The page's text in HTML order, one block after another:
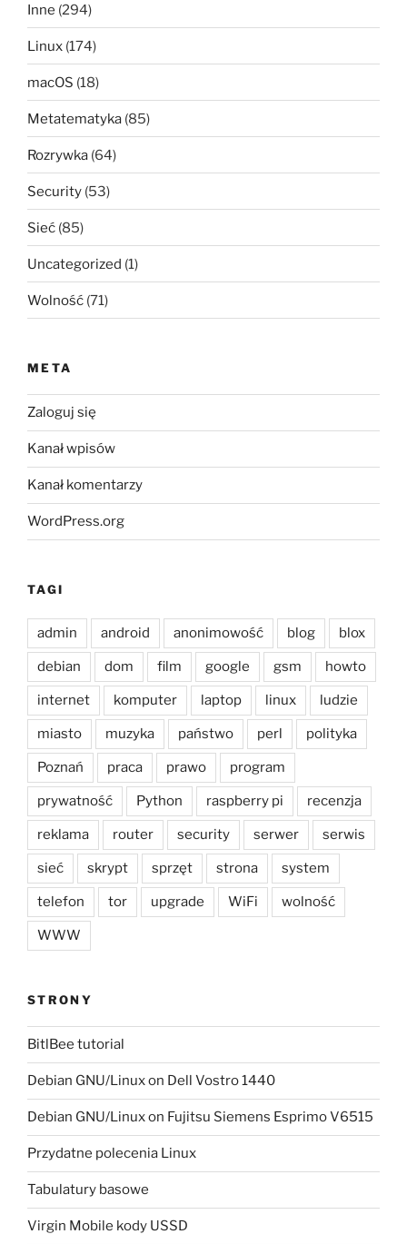
Inne (294)
Linux (174)
macOS (18)
Metatematyka (85)
Rozrywka (64)
Security (53)
Sieć (85)
Uncategorized (1)
Wolność (71)
META
Zaloguj się
Kanał wpisów
Kanał komentarzy
WordPress.org
TAGI
admin android anonimowość blog blox
debian dom film google gsm howto
internet komputer laptop linux ludzie
miasto muzyka państwo perl polityka
Poznań praca prawo program
prywatność Python raspberry pi recenzja
reklama router security serwer serwis
sieć skrypt sprzęt strona system
telefon tor upgrade WiFi wolność
WWW
STRONY
BitlBee tutorial
Debian GNU/Linux on Dell Vostro 1440
Debian GNU/Linux on Fujitsu Siemens Esprimo V6515
Przydatne polecenia Linux
Tabulatury basowe
Virgin Mobile kody USSD